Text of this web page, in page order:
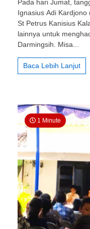
Pada hari Jumat,
Ignasius Adi Kardjono
St Petrus Kanisius
lainnya untuk
Darmingsih. Misa...
Baca Lebih Lanjut
1 Minute